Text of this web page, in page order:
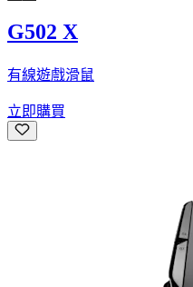
G502 X
有線遊戲滑鼠
立即購買